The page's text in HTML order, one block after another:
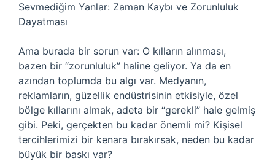
Sevmediğim Yanlar: Zaman Kaybı ve Zorunluluk
Dayatması
Ama burada bir sorun var: O kılların alınması,
bazen bir “zorunluluk” haline geliyor. Ya da en
azından toplumda bu algı var. Medyanın,
reklamların, güzellik endüstrisinin etkisiyle, özel
bölge kıllarını almak, adeta bir “gerekli” hale gelmiş
gibi. Peki, gerçekten bu kadar önemli mi? Kişisel
tercihlerimizi bir kenara bırakırsak, neden bu kadar
büyük bir baskı var?